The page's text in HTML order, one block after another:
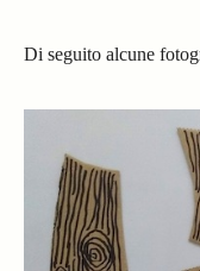
Di seguito alcune